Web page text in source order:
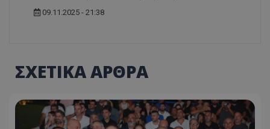
09.11.2025 - 21:38
ΣΧΕΤΙΚΑ ΑΡΘΡΑ